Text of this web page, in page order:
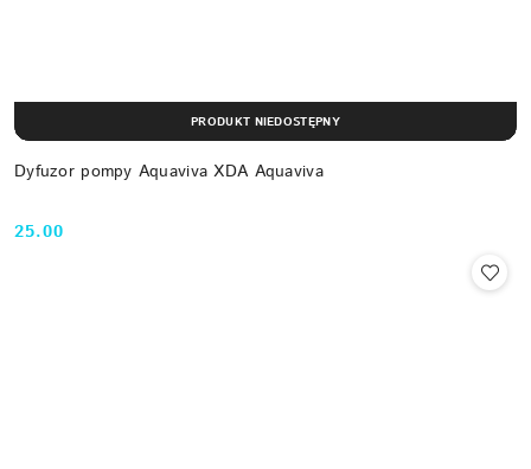
Dyfuzor pompy Aquaviva XDA Aquaviva
Cena:
25.00
PRODUKT NIEDOSTĘPNY